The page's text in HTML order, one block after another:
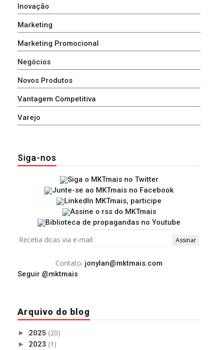
Inovação
Marketing
Marketing Promocional
Negócios
Novos Produtos
Vantagem Competitiva
Varejo
Siga-nos
Receba dicas via e-mail:
Contato: jonylan@mktmais.com
Seguir @mktmais
Arquivo do blog
► 2025 (20)
► 2023 (1)